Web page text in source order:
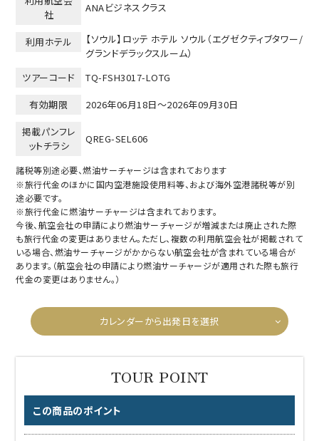
社
ANAビジネスクラス
利用ホテル
【ソウル】ロッテ ホテル ソウル（エグゼクティブタワー/
グランドデラックスルーム）
ツアーコード
TQ-FSH3017-LOTG
有効期限
2026年06月18日～2026年09月30日
掲載パンフレ
ットチラシ
QREG-SEL606
諸税等別途必要、燃油サーチャージは含まれております
※旅行代金のほかに国内空港施設使用料等、および海外空港諸税等が別
途必要です。
※旅行代金に燃油サーチャージは含まれております。
今後、航空会社の申請により燃油サーチャージが増減または廃止された際
も旅行代金の変更はありません。ただし、複数の利用航空会社が掲載されて
いる場合、燃油サーチャージがかからない航空会社が含まれている場合が
あります。（航空会社の申請により燃油サーチャージが適用された際も旅行
代金の変更はありません。）
カレンダーから出発日を選択
この商品のポイント